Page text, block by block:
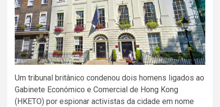
Um tribunal britânico condenou dois homens ligados ao
Gabinete Económico e Comercial de Hong Kong
(HKETO) por espionar activistas da cidade em nome